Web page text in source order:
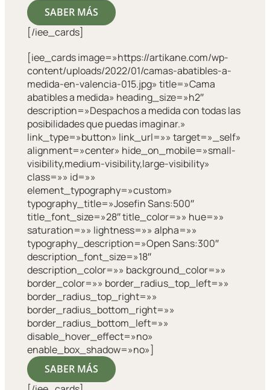
SABER MÁS
[/iee_cards]
[iee_cards image=»https://artikane.com/wp-
content/uploads/2022/01/camas-abatibles-a-
medida-en-valencia-015.jpg» title=»Cama
abatibles a medida» heading_size=»h2″
description=»Despachos a medida con todas las
posibilidades que puedas imaginar.»
link_type=»button» link_url=»» target=»_self»
alignment=»center» hide_on_mobile=»small-
visibility,medium-visibility,large-visibility»
class=»» id=»»
element_typography=»custom»
typography_title=»Josefin Sans:500″
title_font_size=»28″ title_color=»» hue=»»
saturation=»» lightness=»» alpha=»»
typography_description=»Open Sans:300″
description_font_size=»18″
description_color=»» background_color=»»
border_color=»» border_radius_top_left=»»
border_radius_top_right=»»
border_radius_bottom_right=»»
border_radius_bottom_left=»»
disable_hover_effect=»no»
enable_box_shadow=»no»]
SABER MÁS